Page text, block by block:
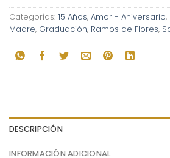
Categorías: 15 Años, Amor - Aniversario,
Madre, Graduación, Ramos de Flores,
DESCRIPCIÓN
INFORMACIÓN ADICIONAL